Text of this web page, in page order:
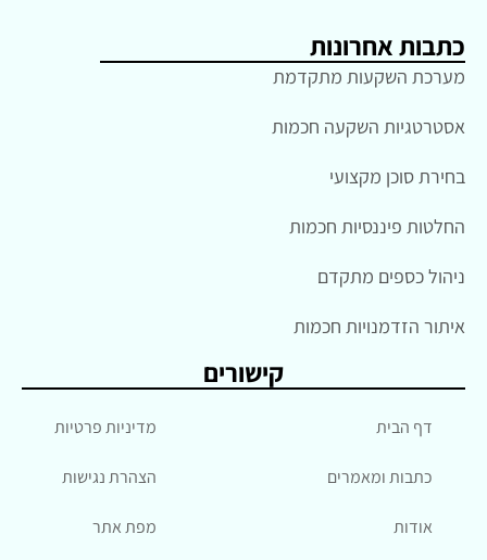
כתבות אחרונות
מערכת השקעות מתקדמת
אסטרטגיות השקעה חכמות
בחירת סוכן מקצועי
החלטות פיננסיות חכמות
ניהול כספים מתקדם
איתור הזדמנויות חכמות
קישורים
דף הבית
כתבות ומאמרים
אודות
מדיניות פרטיות
הצהרת נגישות
מפת אתר